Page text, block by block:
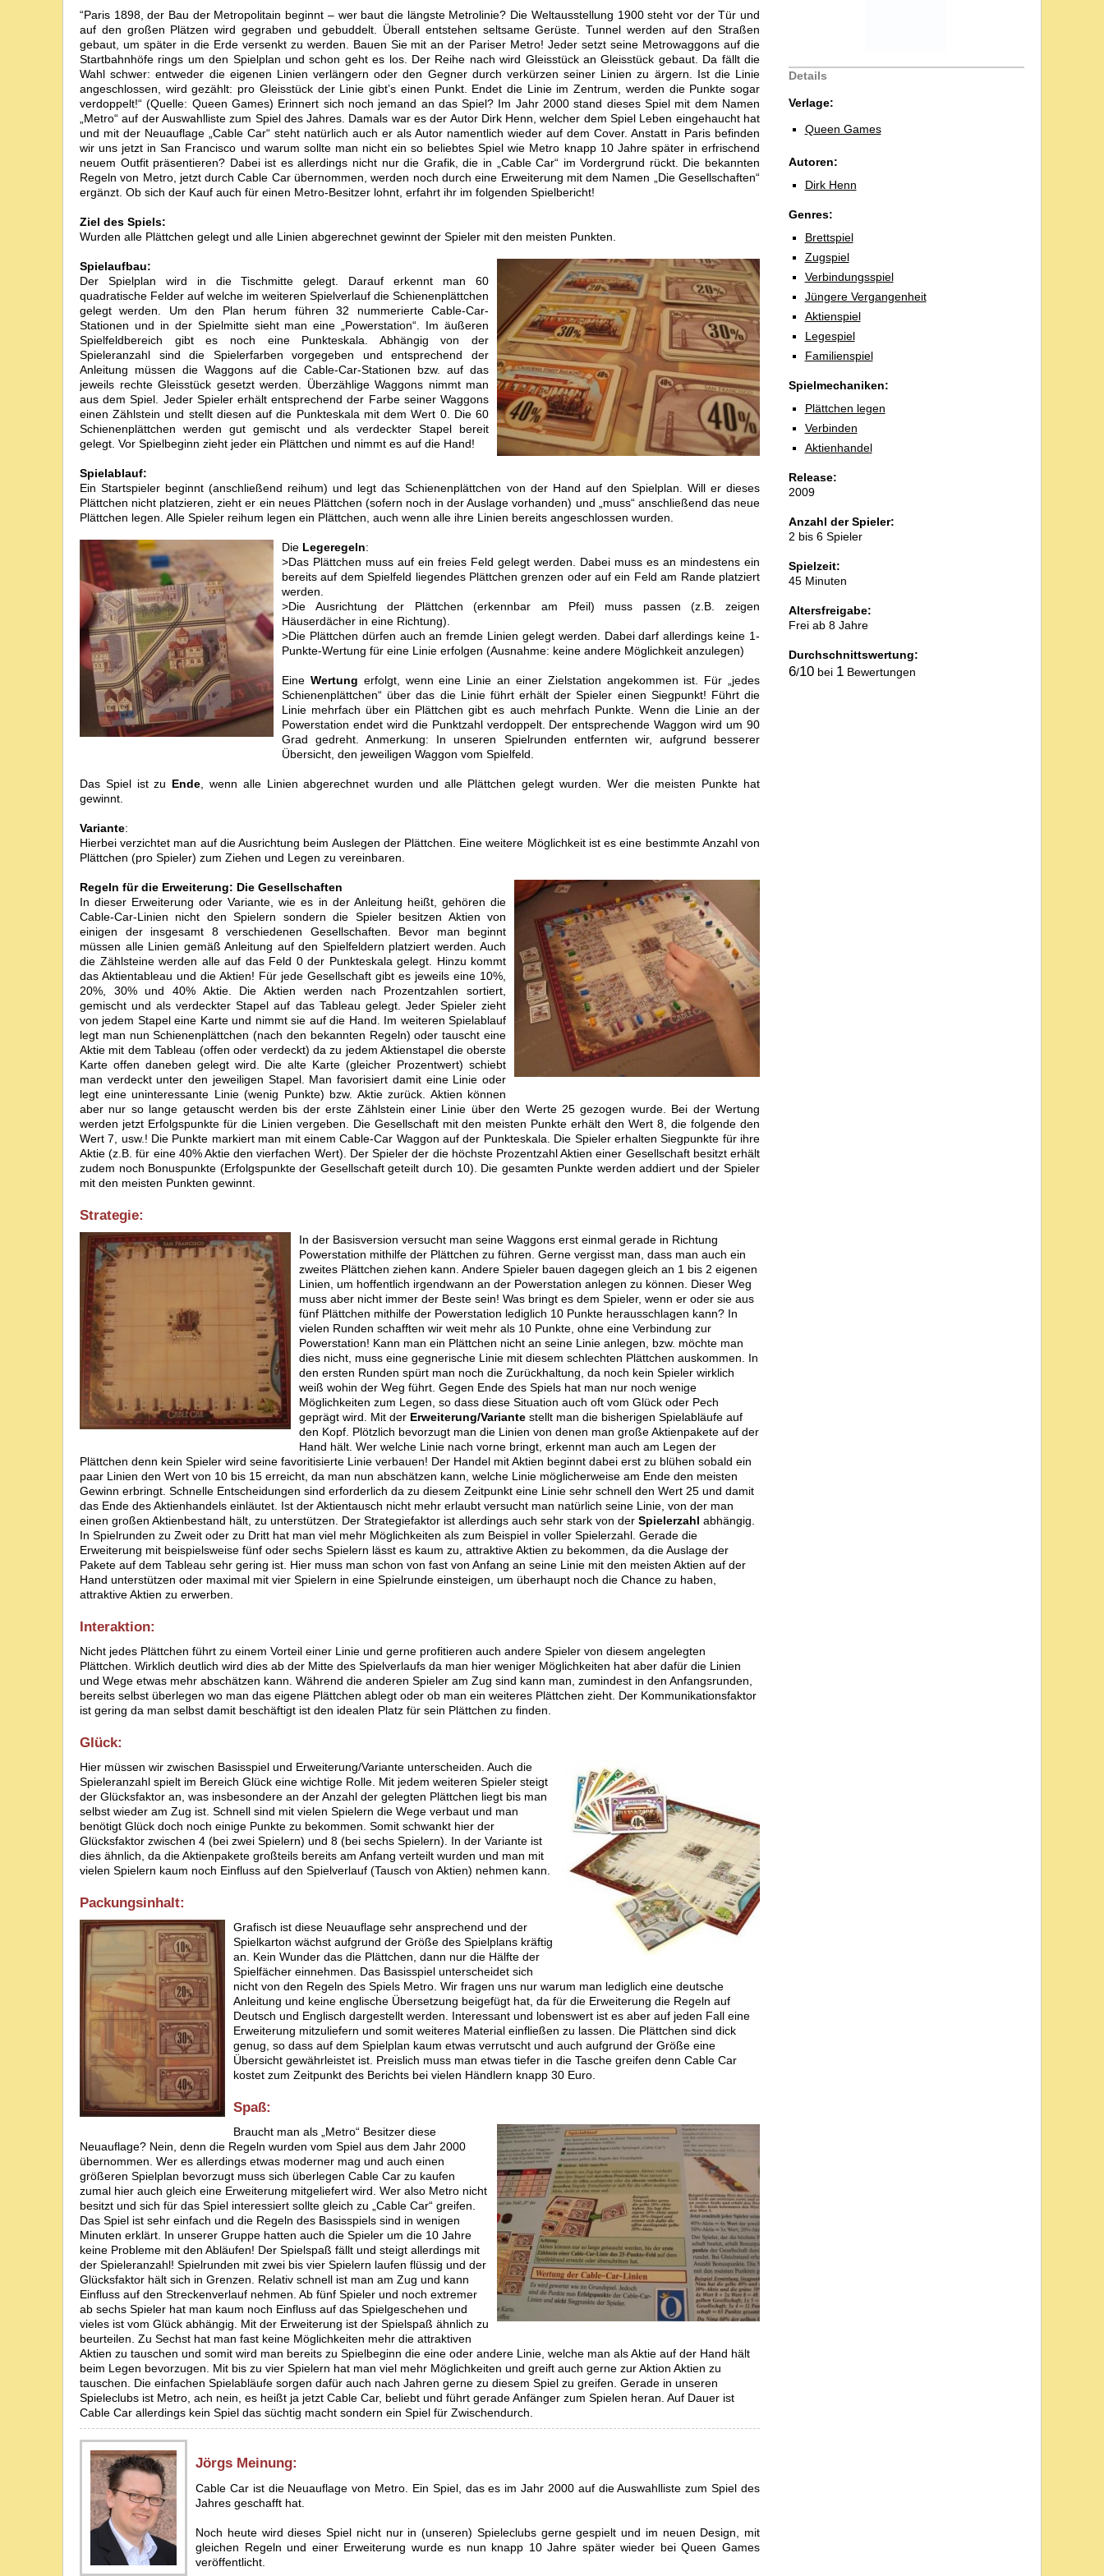
Details
Verlage:
Queen Games
Autoren:
Dirk Henn
Genres:
Brettspiel
Zugspiel
Verbindungsspiel
Jüngere Vergangenheit
Aktienspiel
Legespiel
Familienspiel
Spielmechaniken:
Plättchen legen
Verbinden
Aktienhandel
Release:
2009
Anzahl der Spieler:
2 bis 6 Spieler
Spielzeit:
45 Minuten
Altersfreigabe:
Frei ab 8 Jahre
Durchschnittswertung:
6/10bei 1Bewertungen
“Paris 1898, der Bau der Metropolitain beginnt – wer baut die längste Metrolinie? Die Weltausstellung 1900 steht vor der Tür und
auf den großen Plätzen wird gegraben und gebuddelt. Überall entstehen seltsame Gerüste. Tunnel werden auf den Straßen
gebaut, um später in die Erde versenkt zu werden. Bauen Sie mit an der Pariser Metro! Jeder setzt seine Metrowaggons auf die
Startbahnhöfe rings um den Spielplan und schon geht es los. Der Reihe nach wird Gleisstück an Gleisstück gebaut. Da fällt die
Wahl schwer: entweder die eigenen Linien verlängern oder den Gegner durch verkürzen seiner Linien zu ärgern. Ist die Linie
angeschlossen, wird gezählt: pro Gleisstück der Linie gibt’s einen Punkt. Endet die Linie im Zentrum, werden die Punkte sogar
verdoppelt!“ (Quelle: Queen Games) Erinnert sich noch jemand an das Spiel? Im Jahr 2000 stand dieses Spiel mit dem Namen
„Metro“ auf der Auswahlliste zum Spiel des Jahres. Damals war es der Autor Dirk Henn, welcher dem Spiel Leben eingehaucht hat
und mit der Neuauflage „Cable Car“ steht natürlich auch er als Autor namentlich wieder auf dem Cover. Anstatt in Paris befinden
wir uns jetzt in San Francisco und warum sollte man nicht ein so beliebtes Spiel wie Metro knapp 10 Jahre später in erfrischend
neuem Outfit präsentieren? Dabei ist es allerdings nicht nur die Grafik, die in „Cable Car“ im Vordergrund rückt. Die bekannten
Regeln von Metro, jetzt durch Cable Car übernommen, werden noch durch eine Erweiterung mit dem Namen „Die Gesellschaften“
ergänzt. Ob sich der Kauf auch für einen Metro-Besitzer lohnt, erfahrt ihr im folgenden Spielbericht!
Ziel des Spiels:
Wurden alle Plättchen gelegt und alle Linien abgerechnet gewinnt der Spieler mit den meisten Punkten.
Spielaufbau:
Der Spielplan wird in die Tischmitte gelegt. Darauf erkennt man 60
quadratische Felder auf welche im weiteren Spielverlauf die Schienenplättchen
gelegt werden. Um den Plan herum führen 32 nummerierte Cable-Car-
Stationen und in der Spielmitte sieht man eine „Powerstation“. Im äußeren
Spielfeldbereich gibt es noch eine Punkteskala. Abhängig von der
Spieleranzahl sind die Spielerfarben vorgegeben und entsprechend der
Anleitung müssen die Waggons auf die Cable-Car-Stationen bzw. auf das
jeweils rechte Gleisstück gesetzt werden. Überzählige Waggons nimmt man
aus dem Spiel. Jeder Spieler erhält entsprechend der Farbe seiner Waggons
einen Zählstein und stellt diesen auf die Punkteskala mit dem Wert 0. Die 60
Schienenplättchen werden gut gemischt und als verdeckter Stapel bereit
gelegt. Vor Spielbeginn zieht jeder ein Plättchen und nimmt es auf die Hand!
Spielablauf:
Ein Startspieler beginnt (anschließend reihum) und legt das Schienenplättchen von der Hand auf den Spielplan. Will er dieses
Plättchen nicht platzieren, zieht er ein neues Plättchen (sofern noch in der Auslage vorhanden) und „muss“ anschließend das neue
Plättchen legen. Alle Spieler reihum legen ein Plättchen, auch wenn alle ihre Linien bereits angeschlossen wurden.
Die Legeregeln:
>Das Plättchen muss auf ein freies Feld gelegt werden. Dabei muss es an mindestens ein
bereits auf dem Spielfeld liegendes Plättchen grenzen oder auf ein Feld am Rande platziert
werden.
>Die Ausrichtung der Plättchen (erkennbar am Pfeil) muss passen (z.B. zeigen
Häuserdächer in eine Richtung).
>Die Plättchen dürfen auch an fremde Linien gelegt werden. Dabei darf allerdings keine 1-
Punkte-Wertung für eine Linie erfolgen (Ausnahme: keine andere Möglichkeit anzulegen)
Eine Wertung erfolgt, wenn eine Linie an einer Zielstation angekommen ist. Für „jedes
Schienenplättchen“ über das die Linie führt erhält der Spieler einen Siegpunkt! Führt die
Linie mehrfach über ein Plättchen gibt es auch mehrfach Punkte. Wenn die Linie an der
Powerstation endet wird die Punktzahl verdoppelt. Der entsprechende Waggon wird um 90
Grad gedreht. Anmerkung: In unseren Spielrunden entfernten wir, aufgrund besserer
Übersicht, den jeweiligen Waggon vom Spielfeld.
Das Spiel ist zu Ende , wenn alle Linien abgerechnet wurden und alle Plättchen gelegt wurden. Wer die meisten Punkte hat
gewinnt.
Variante:
Hierbei verzichtet man auf die Ausrichtung beim Auslegen der Plättchen. Eine weitere Möglichkeit ist es eine bestimmte Anzahl von
Plättchen (pro Spieler) zum Ziehen und Legen zu vereinbaren.
Regeln für die Erweiterung: Die Gesellschaften
In dieser Erweiterung oder Variante, wie es in der Anleitung heißt, gehören die
Cable-Car-Linien nicht den Spielern sondern die Spieler besitzen Aktien von
einigen der insgesamt 8 verschiedenen Gesellschaften. Bevor man beginnt
müssen alle Linien gemäß Anleitung auf den Spielfeldern platziert werden. Auch
die Zählsteine werden alle auf das Feld 0 der Punkteskala gelegt. Hinzu kommt
das Aktientableau und die Aktien! Für jede Gesellschaft gibt es jeweils eine 10%,
20%, 30% und 40% Aktie. Die Aktien werden nach Prozentzahlen sortiert,
gemischt und als verdeckter Stapel auf das Tableau gelegt. Jeder Spieler zieht
von jedem Stapel eine Karte und nimmt sie auf die Hand. Im weiteren Spielablauf
legt man nun Schienenplättchen (nach den bekannten Regeln) oder tauscht eine
Aktie mit dem Tableau (offen oder verdeckt) da zu jedem Aktienstapel die oberste
Karte offen daneben gelegt wird. Die alte Karte (gleicher Prozentwert) schiebt
man verdeckt unter den jeweiligen Stapel. Man favorisiert damit eine Linie oder
legt eine uninteressante Linie (wenig Punkte) bzw. Aktie zurück. Aktien können
aber nur so lange getauscht werden bis der erste Zählstein einer Linie über den Werte 25 gezogen wurde. Bei der Wertung
werden jetzt Erfolgspunkte für die Linien vergeben. Die Gesellschaft mit den meisten Punkte erhält den Wert 8, die folgende den
Wert 7, usw.! Die Punkte markiert man mit einem Cable-Car Waggon auf der Punkteskala. Die Spieler erhalten Siegpunkte für ihre
Aktie (z.B. für eine 40% Aktie den vierfachen Wert). Der Spieler der die höchste Prozentzahl Aktien einer Gesellschaft besitzt erhält
zudem noch Bonuspunkte (Erfolgspunkte der Gesellschaft geteilt durch 10). Die gesamten Punkte werden addiert und der Spieler
mit den meisten Punkten gewinnt.
Strategie:
In der Basisversion versucht man seine Waggons erst einmal gerade in Richtung
Powerstation mithilfe der Plättchen zu führen. Gerne vergisst man, dass man auch ein
zweites Plättchen ziehen kann. Andere Spieler bauen dagegen gleich an 1 bis 2 eigenen
Linien, um hoffentlich irgendwann an der Powerstation anlegen zu können. Dieser Weg
muss aber nicht immer der Beste sein! Was bringt es dem Spieler, wenn er oder sie aus
fünf Plättchen mithilfe der Powerstation lediglich 10 Punkte herausschlagen kann? In
vielen Runden schafften wir weit mehr als 10 Punkte, ohne eine Verbindung zur
Powerstation! Kann man ein Plättchen nicht an seine Linie anlegen, bzw. möchte man
dies nicht, muss eine gegnerische Linie mit diesem schlechten Plättchen auskommen. In
den ersten Runden spürt man noch die Zurückhaltung, da noch kein Spieler wirklich
weiß wohin der Weg führt. Gegen Ende des Spiels hat man nur noch wenige
Möglichkeiten zum Legen, so dass diese Situation auch oft vom Glück oder Pech
geprägt wird. Mit der Erweiterung/Variante stellt man die bisherigen Spielabläufe auf
den Kopf. Plötzlich bevorzugt man die Linien von denen man große Aktienpakete auf der
Hand hält. Wer welche Linie nach vorne bringt, erkennt man auch am Legen der
Plättchen denn kein Spieler wird seine favoritisierte Linie verbauen! Der Handel mit Aktien beginnt dabei erst zu blühen sobald ein
paar Linien den Wert von 10 bis 15 erreicht, da man nun abschätzen kann, welche Linie möglicherweise am Ende den meisten
Gewinn erbringt. Schnelle Entscheidungen sind erforderlich da zu diesem Zeitpunkt eine Linie sehr schnell den Wert 25 und damit
das Ende des Aktienhandels einläutet. Ist der Aktientausch nicht mehr erlaubt versucht man natürlich seine Linie, von der man
einen großen Aktienbestand hält, zu unterstützen. Der Strategiefaktor ist allerdings auch sehr stark von der Spielerzahl abhängig.
In Spielrunden zu Zweit oder zu Dritt hat man viel mehr Möglichkeiten als zum Beispiel in voller Spielerzahl. Gerade die
Erweiterung mit beispielsweise fünf oder sechs Spielern lässt es kaum zu, attraktive Aktien zu bekommen, da die Auslage der
Pakete auf dem Tableau sehr gering ist. Hier muss man schon von fast von Anfang an seine Linie mit den meisten Aktien auf der
Hand unterstützen oder maximal mit vier Spielern in eine Spielrunde einsteigen, um überhaupt noch die Chance zu haben,
attraktive Aktien zu erwerben.
Interaktion:
Nicht jedes Plättchen führt zu einem Vorteil einer Linie und gerne profitieren auch andere Spieler von diesem angelegten
Plättchen. Wirklich deutlich wird dies ab der Mitte des Spielverlaufs da man hier weniger Möglichkeiten hat aber dafür die Linien
und Wege etwas mehr abschätzen kann. Während die anderen Spieler am Zug sind kann man, zumindest in den Anfangsrunden,
bereits selbst überlegen wo man das eigene Plättchen ablegt oder ob man ein weiteres Plättchen zieht. Der Kommunikationsfaktor
ist gering da man selbst damit beschäftigt ist den idealen Platz für sein Plättchen zu finden.
Glück:
Hier müssen wir zwischen Basisspiel und Erweiterung/Variante unterscheiden. Auch die
Spieleranzahl spielt im Bereich Glück eine wichtige Rolle. Mit jedem weiteren Spieler steigt
der Glücksfaktor an, was insbesondere an der Anzahl der gelegten Plättchen liegt bis man
selbst wieder am Zug ist. Schnell sind mit vielen Spielern die Wege verbaut und man
benötigt Glück doch noch einige Punkte zu bekommen. Somit schwankt hier der
Glücksfaktor zwischen 4 (bei zwei Spielern) und 8 (bei sechs Spielern). In der Variante ist
dies ähnlich, da die Aktienpakete großteils bereits am Anfang verteilt wurden und man mit
vielen Spielern kaum noch Einfluss auf den Spielverlauf (Tausch von Aktien) nehmen kann.
Packungsinhalt:
Grafisch ist diese Neuauflage sehr ansprechend und der
Spielkarton wächst aufgrund der Größe des Spielplans kräftig
an. Kein Wunder das die Plättchen, dann nur die Hälfte der
Spielfächer einnehmen. Das Basisspiel unterscheidet sich
nicht von den Regeln des Spiels Metro. Wir fragen uns nur warum man lediglich eine deutsche
Anleitung und keine englische Übersetzung beigefügt hat, da für die Erweiterung die Regeln auf
Deutsch und Englisch dargestellt werden. Interessant und lobenswert ist es aber auf jeden Fall eine
Erweiterung mitzuliefern und somit weiteres Material einfließen zu lassen. Die Plättchen sind dick
genug, so dass auf dem Spielplan kaum etwas verrutscht und auch aufgrund der Größe eine
Übersicht gewährleistet ist. Preislich muss man etwas tiefer in die Tasche greifen denn Cable Car
kostet zum Zeitpunkt des Berichts bei vielen Händlern knapp 30 Euro.
Spaß:
Braucht man als „Metro“ Besitzer diese
Neuauflage? Nein, denn die Regeln wurden vom Spiel aus dem Jahr 2000
übernommen. Wer es allerdings etwas moderner mag und auch einen
größeren Spielplan bevorzugt muss sich überlegen Cable Car zu kaufen
zumal hier auch gleich eine Erweiterung mitgeliefert wird. Wer also Metro nicht
besitzt und sich für das Spiel interessiert sollte gleich zu „Cable Car“ greifen.
Das Spiel ist sehr einfach und die Regeln des Basisspiels sind in wenigen
Minuten erklärt. In unserer Gruppe hatten auch die Spieler um die 10 Jahre
keine Probleme mit den Abläufen! Der Spielspaß fällt und steigt allerdings mit
der Spieleranzahl! Spielrunden mit zwei bis vier Spielern laufen flüssig und der
Glücksfaktor hält sich in Grenzen. Relativ schnell ist man am Zug und kann
Einfluss auf den Streckenverlauf nehmen. Ab fünf Spieler und noch extremer
ab sechs Spieler hat man kaum noch Einfluss auf das Spielgeschehen und
vieles ist vom Glück abhängig. Mit der Erweiterung ist der Spielspaß ähnlich zu
beurteilen. Zu Sechst hat man fast keine Möglichkeiten mehr die attraktiven
Aktien zu tauschen und somit wird man bereits zu Spielbeginn die eine oder andere Linie, welche man als Aktie auf der Hand hält
beim Legen bevorzugen. Mit bis zu vier Spielern hat man viel mehr Möglichkeiten und greift auch gerne zur Aktion Aktien zu
tauschen. Die einfachen Spielabläufe sorgen dafür auch nach Jahren gerne zu diesem Spiel zu greifen. Gerade in unseren
Spieleclubs ist Metro, ach nein, es heißt ja jetzt Cable Car, beliebt und führt gerade Anfänger zum Spielen heran. Auf Dauer ist
Cable Car allerdings kein Spiel das süchtig macht sondern ein Spiel für Zwischendurch.
Jörgs Meinung:
Cable Car ist die Neuauflage von Metro. Ein Spiel, das es im Jahr 2000 auf die Auswahlliste zum Spiel des
Jahres geschafft hat.
Noch heute wird dieses Spiel nicht nur in (unseren) Spieleclubs gerne gespielt und im neuen Design, mit
gleichen Regeln und einer Erweiterung wurde es nun knapp 10 Jahre später wieder bei Queen Games
veröffentlicht.